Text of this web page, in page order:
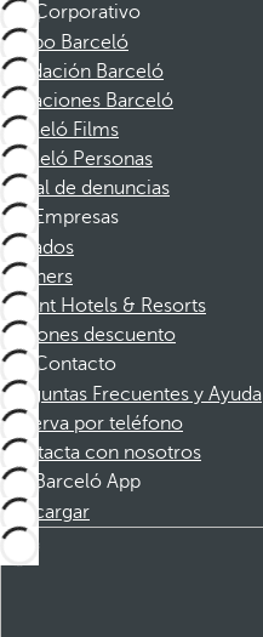
Corporativo
Grupo Barceló
Fundación Barceló
Vacaciones Barceló
Barceló Films
Barceló Personas
Canal de denuncias
Empresas
Afiliados
Partners
Dorint Hotels & Resorts
Cupones descuento
Contacto
Preguntas Frecuentes y Ayuda
Reserva por teléfono
Contacta con nosotros
Barceló App
Descargar